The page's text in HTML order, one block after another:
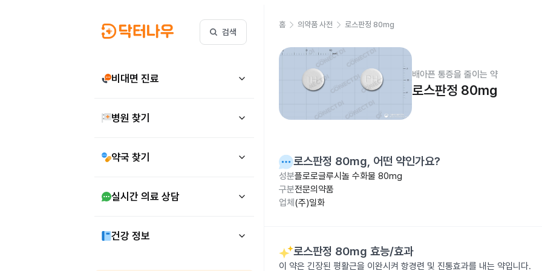
검색
비대면 진료
병원 찾기
약국 찾기
실시간 의료 상담
건강 정보
홈 의약품 사전 로스판정 80mg
배아픈 통증을 줄이는 약
로스판정 80mg
로스판정 80mg, 어떤 약인가요?
성분플로로글루시놀 수화물 80mg
구분전문의약품
업체 (주)일화
로스판정 80mg 효능/효과
이 약은 긴장된 평활근을 이완시켜 항경련 및 진통효과를 내는 약입니다.